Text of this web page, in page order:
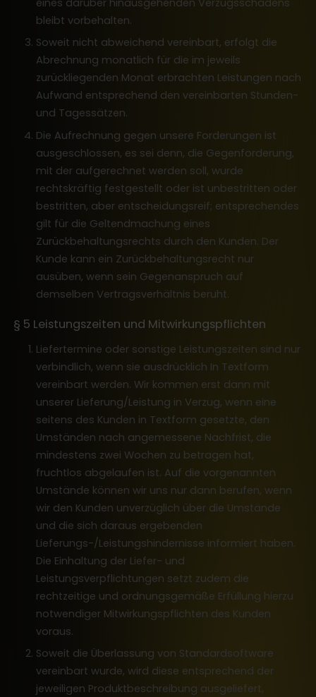
bleibt vorbehalten.
Soweit nicht abweichend vereinbart, erfolgt die
Abrechnung monatlich für die im jeweils
zurückliegenden Monat erbrachten Leistungen nach
Aufwand entsprechend den vereinbarten Stunden-
und Tagessätzen.
Die Aufrechnung gegen unsere Forderungen ist
ausgeschlossen, es sei denn, die Gegenforderung,
mit der aufgerechnet werden soll, wurde
rechtskräftig festgestellt oder ist unbestritten oder
bestritten, aber entscheidungsreif; entsprechendes
gilt für die Geltendmachung eines
Zurückbehaltungsrechts durch den Kunden. Der
Kunde kann ein Zurückbehaltungsrecht nur
ausüben, wenn sein Gegenanspruch auf
demselben Vertragsverhältnis beruht.
§ 5 Leistungszeiten und Mitwirkungspflichten
Liefertermine oder sonstige Leistungszeiten sind nur
verbindlich, wenn sie ausdrücklich In Textform
vereinbart werden. Wir kommen erst dann mit
unserer Lieferung/Leistung in Verzug, wenn eine
seitens des Kunden in Textform gesetzte, den
Umständen nach angemessene Nachfrist, die
mindestens zwei Wochen zu betragen hat,
fruchtlos abgelaufen ist. Auf die vorgenannten
Umstände können wir uns nur dann berufen, wenn
wir den Kunden unverzüglich über die Umstände
und die sich daraus ergebenden
Lieferungs-/Leistungshindernisse informiert haben.
Die Einhaltung der Liefer- und
Leistungsverpflichtungen setzt zudem die
rechtzeitige und ordnungsgemäße Erfüllung hierzu
notwendiger Mitwirkungspflichten des Kunden
voraus.
Soweit die Überlassung von Standardsoftware
vereinbart wurde, wird diese entsprechend der
jeweiligen Produktbeschreibung ausgeliefert,